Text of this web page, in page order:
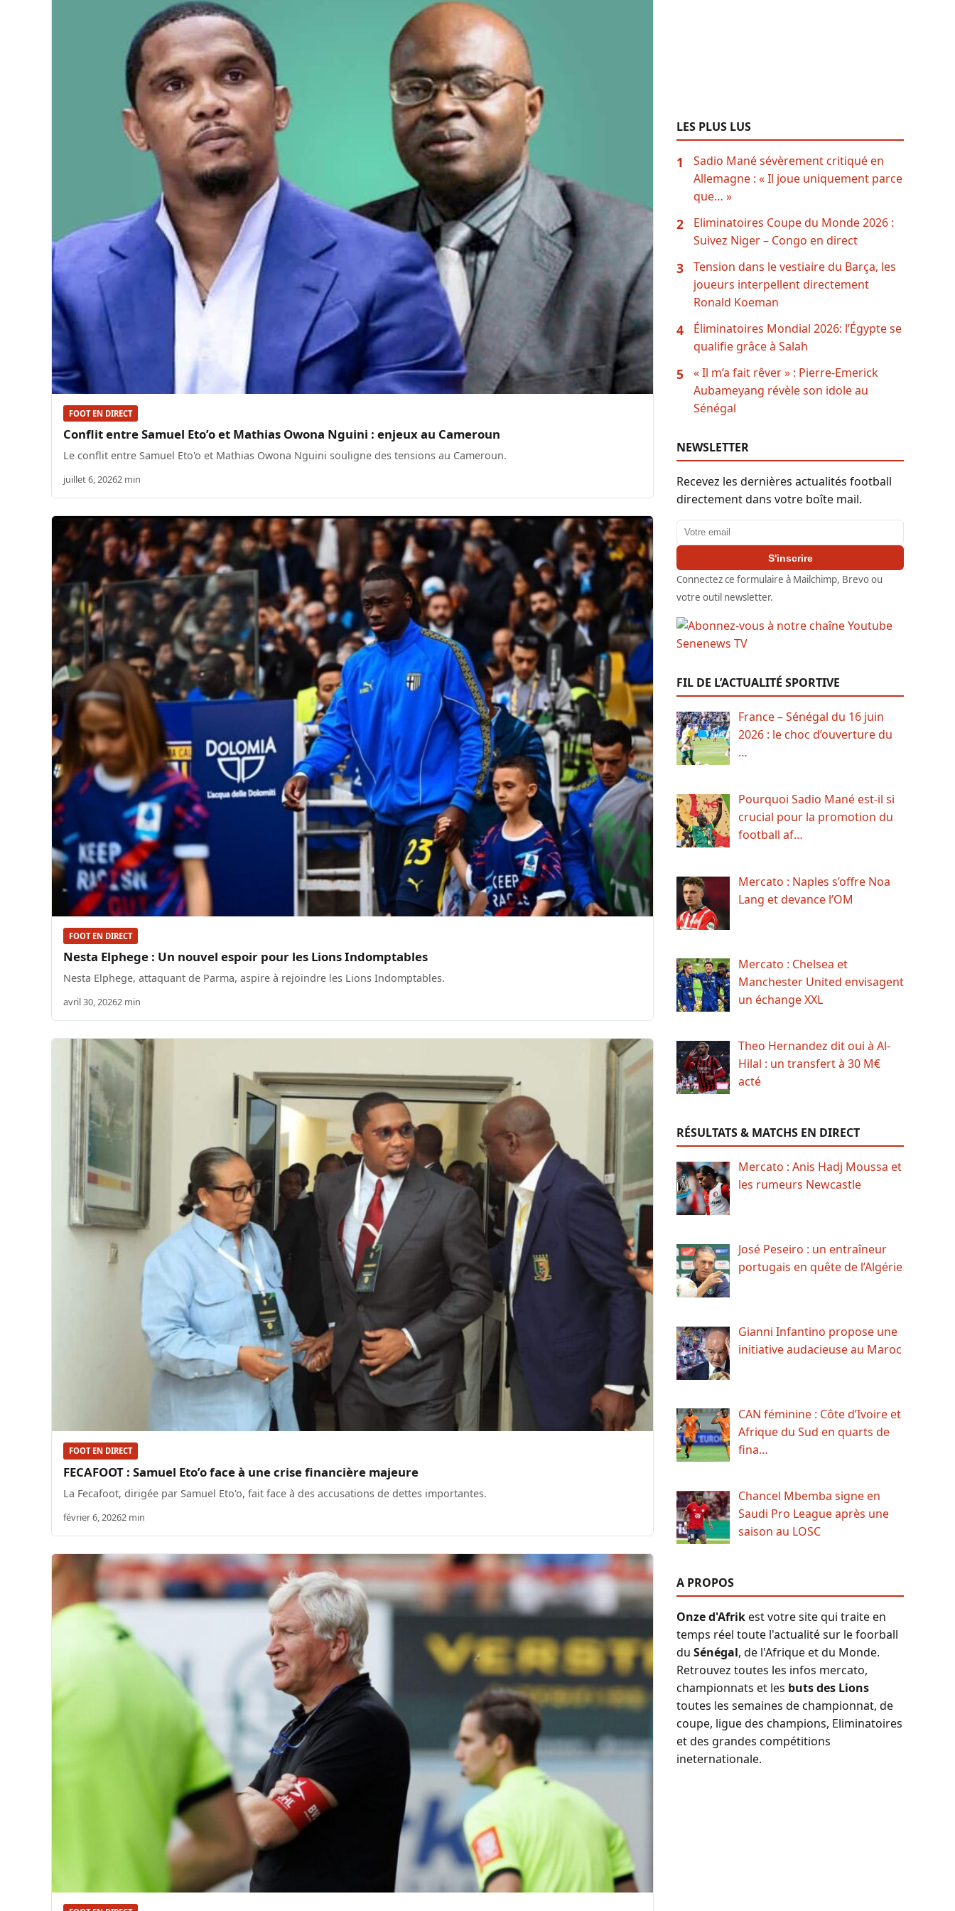
FOOT EN DIRECT
Conflit entre Samuel Eto’o et Mathias Owona Nguini : enjeux au Cameroun
Le conflit entre Samuel Eto'o et Mathias Owona Nguini souligne des tensions au Cameroun.
juillet 6, 20262 min
FOOT EN DIRECT
Nesta Elphege : Un nouvel espoir pour les Lions Indomptables
Nesta Elphege, attaquant de Parma, aspire à rejoindre les Lions Indomptables.
avril 30, 20262 min
FOOT EN DIRECT
FECAFOOT : Samuel Eto’o face à une crise financière majeure
La Fecafoot, dirigée par Samuel Eto'o, fait face à des accusations de dettes importantes.
février 6, 20262 min
LES PLUS LUS
1
Sadio Mané sévèrement critiqué en
Allemagne : « Il joue uniquement parce
que… »
2
Eliminatoires Coupe du Monde 2026 :
Suivez Niger – Congo en direct
3
Tension dans le vestiaire du Barça, les
joueurs interpellent directement
Ronald Koeman
4
Éliminatoires Mondial 2026: l’Égypte se
qualifie grâce à Salah
5
« Il m’a fait rêver » : Pierre-Emerick
Aubameyang révèle son idole au
Sénégal
NEWSLETTER
Recevez les dernières actualités football
directement dans votre boîte mail.
Adresse email
S'inscrire
Connectez ce formulaire à Mailchimp, Brevo ou
votre outil newsletter.
FIL DE L’ACTUALITÉ SPORTIVE
France – Sénégal du 16 juin
2026 : le choc d’ouverture du
…
Pourquoi Sadio Mané est-il si
crucial pour la promotion du
football af…
Mercato : Naples s’offre Noa
Lang et devance l’OM
Mercato : Chelsea et
Manchester United envisagent
un échange XXL
Theo Hernandez dit oui à Al-
Hilal : un transfert à 30 M€
acté
RÉSULTATS & MATCHS EN DIRECT
Mercato : Anis Hadj Moussa et
les rumeurs Newcastle
José Peseiro : un entraîneur
portugais en quête de l’Algérie
Gianni Infantino propose une
initiative audacieuse au Maroc
CAN féminine : Côte d’Ivoire et
Afrique du Sud en quarts de
fina…
Chancel Mbemba signe en
Saudi Pro League après une
saison au LOSC
A PROPOS
Onze d'Afrikest votre site qui traite en
temps réel toute l'actualité sur le foorball
du Sénégal, de l'Afrique et du Monde.
Retrouvez toutes les infos mercato,
championnats et les buts des Lions
toutes les semaines de championnat, de
coupe, ligue des champions, Eliminatoires
et des grandes compétitions
ineternationale.